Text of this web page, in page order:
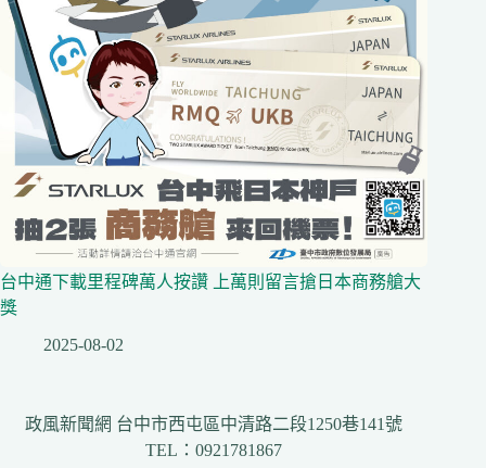
台中通下載里程碑萬人按讚 上萬則留言搶日本商務艙大
獎
2025-08-02
政風新聞網 台中市西屯區中清路二段1250巷141號
TEL：0921781867